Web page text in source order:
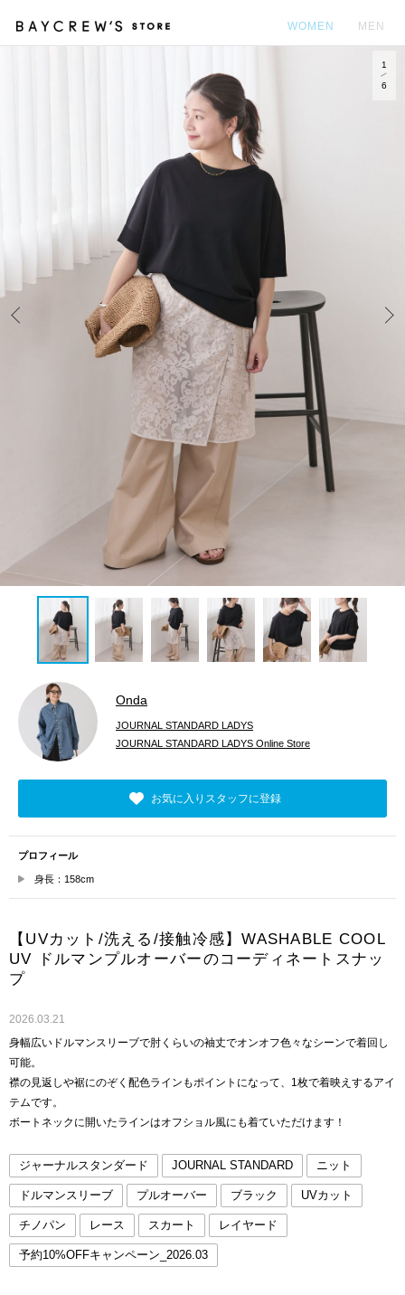
WOMEN MEN
1
6
Onda
JOURNAL STANDARD LADYS
JOURNAL STANDARD LADYS Online Store
お気に入りスタッフに登録
プロフィール
身長：158cm
【UVカット/洗える/接触冷感】WASHABLE COOL
UV ドルマンプルオーバーのコーディネートスナッ
プ
2026.03.21
身幅広いドルマンスリーブで肘くらいの袖丈でオンオフ色々なシーンで着回し
可能。
襟の見返しや裾にのぞく配色ラインもポイントになって、1枚で着映えするアイ
テムです。
ボートネックに開いたラインはオフショル風にも着ていただけます！
ジャーナルスタンダード JOURNAL STANDARD ニット
ドルマンスリーブ プルオーバー ブラック UVカット
チノパン レース スカート レイヤード
予約10%OFFキャンペーン_2026.03